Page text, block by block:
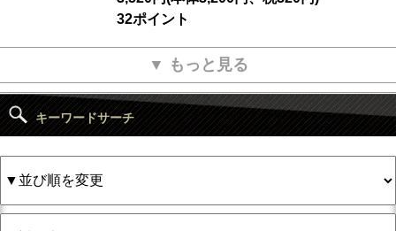
32ポイント
▼ もっと見る
キーワードサーチ